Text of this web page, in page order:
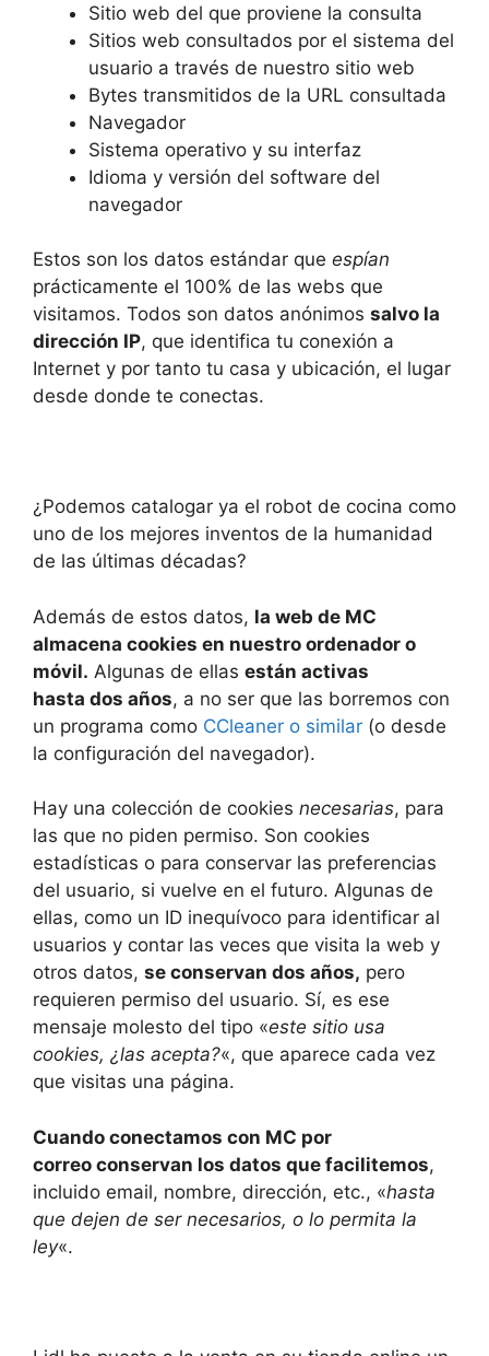
Sitio web del que proviene la consulta
Sitios web consultados por el sistema del
usuario a través de nuestro sitio web
Bytes transmitidos de la URL consultada
Navegador
Sistema operativo y su interfaz
Idioma y versión del software del
navegador
Estos son los datos estándar que espían
prácticamente el 100% de las webs que
visitamos. Todos son datos anónimos salvo la
dirección IP, que identifica tu conexión a
Internet y por tanto tu casa y ubicación, el lugar
desde donde te conectas.
¿Podemos catalogar ya el robot de cocina como
uno de los mejores inventos de la humanidad
de las últimas décadas?
Además de estos datos, la web de MC
almacena cookies en nuestro ordenador o
móvil. Algunas de ellas están activas
hasta dos años, a no ser que las borremos con
un programa como CCleaner o similar (o desde
la configuración del navegador).
Hay una colección de cookies necesarias, para
las que no piden permiso. Son cookies
estadísticas o para conservar las preferencias
del usuario, si vuelve en el futuro. Algunas de
ellas, como un ID inequívoco para identificar al
usuarios y contar las veces que visita la web y
otros datos, se conservan dos años, pero
requieren permiso del usuario. Sí, es ese
mensaje molesto del tipo «este sitio usa
cookies, ¿las acepta?«, que aparece cada vez
que visitas una página.
Cuando conectamos con MC por
correo conservan los datos que facilitemos,
incluido email, nombre, dirección, etc., «hasta
que dejen de ser necesarios, o lo permita la
ley«.